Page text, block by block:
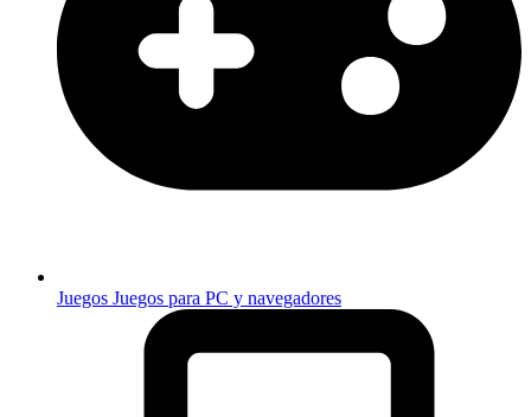
Juegos Juegos para PC y navegadores